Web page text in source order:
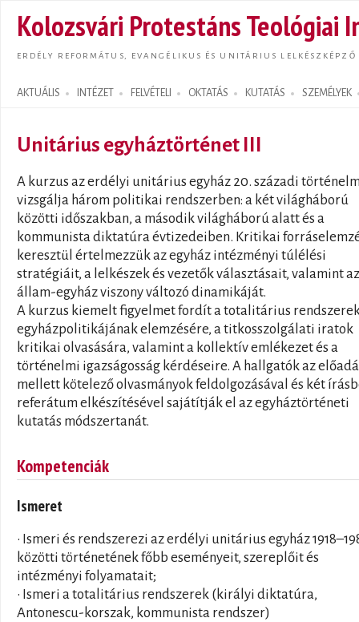
Kolozsvári Protestáns Teológiai
ERDÉLY REFORMÁTUS, EVANGÉLIKUS ÉS UNITÁRIUS LELKÉSZKÉPZŐ
AKTUÁLIS INTÉZET FELVÉTELI OKTATÁS KUTATÁS SZEMÉLYEK
Search form
Unitárius egyháztörténet III
A kurzus az erdélyi unitárius egyház 20. századi
vizsgálja három politikai rendszerben: a két világháború
közötti időszakban, a második világháború alatt és a
kommunista diktatúra évtizedeiben. Kritikai
keresztül értelmezzük az egyház intézményi túlélési
stratégiáit, a lelkészek és vezetők választásait, valamint az
állam-egyház viszony változó dinamikáját.
A kurzus kiemelt figyelmet fordít a totalitárius
egyházpolitikájának elemzésére, a titkosszolgálati iratok
kritikai olvasására, valamint a kollektív emlékezet és a
történelmi igazságosság kérdéseire. A hallgatók az
mellett kötelező olvasmányok feldolgozásával és két
referátum elkészítésével sajátítják el az egyháztörténeti
kutatás módszertanát.
Kompetenciák
Ismeret
• Ismeri és rendszerezi az erdélyi unitárius egyház
közötti történetének főbb eseményeit, szereplőit és
intézményi folyamatait;
• Ismeri a totalitárius rendszerek (királyi diktatúra,
Antonescu-korszak, kommunista rendszer)